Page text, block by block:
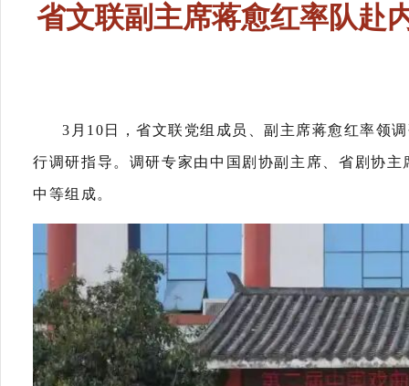
省文联副主席蒋愈红率队赴
3月10日，省文联党组成员、副主席蒋愈红率领
行调研指导。调研专家由中国剧协副主席、省剧协
中等组成。